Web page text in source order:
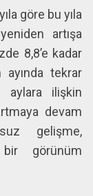
göre bu yıla
artışa
8,8’e kadar
tekrar
aylara ilişkin
devam
gelişme,
bir görünüm